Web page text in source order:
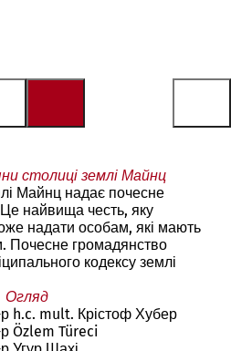
столиці землі Майнц
Майнц надає почесне
найвища честь, яку
надати особам, які мають
Почесне громадянство
кодексу землі
Огляд
h.c. mult. Крістоф Хубер
Özlem Türeci